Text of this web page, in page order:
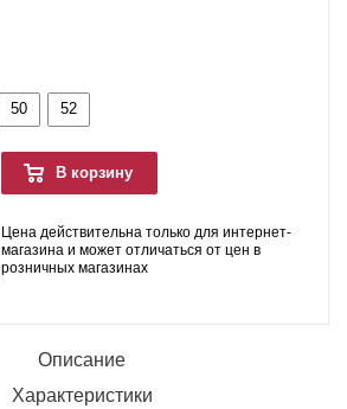
50 52
В корзину
Цена действительна только для интернет-
магазина и может отличаться от цен в
розничных магазинах
Описание
Характеристики